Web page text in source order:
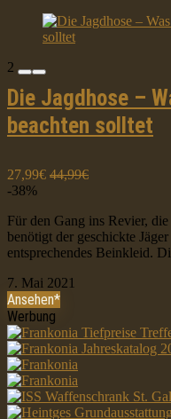
2
Die Jagdhose –
beachten solltet
27,99€ 44,99€
-38%
Für den Gang ins Revier,
benötigt der geschickte
entsprechendes Beinkleid.
7. Mai 2021
Ansehen*
Werbung